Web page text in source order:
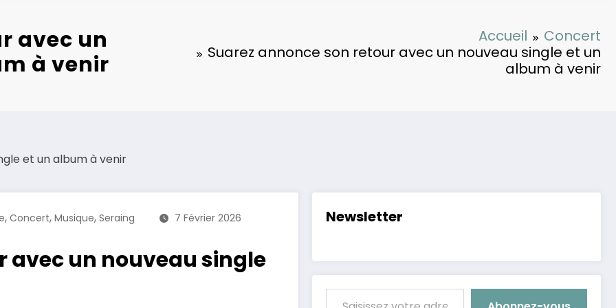
avec un
à venir
Accueil
Concert
Suarez annonce son retour avec un nouveau single et un
album à venir
, Concert, Musique, Seraing 7 Février 2026
avec un nouveau single
Newsletter
Saisissez votre adresse e-mail…